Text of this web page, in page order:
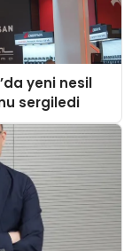
yeni nesil
sergiledi